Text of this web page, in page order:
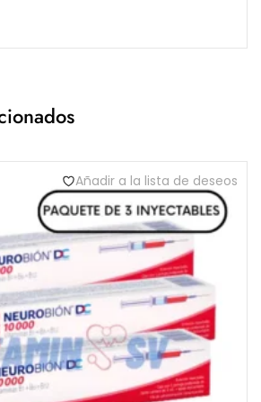
Añadir a la lista de deseos